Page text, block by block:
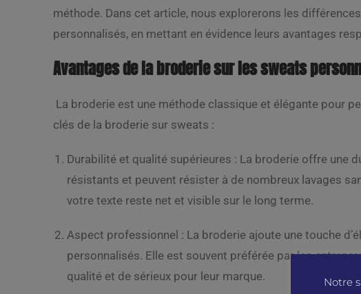
méthode. Dans cet article, nous explorerons les
personnalisés, en mettant en évidence leurs avantages
Avantages de la broderie sur les sweats
La broderie est une méthode classique et élégante pour
clés de la broderie sur sweats :
Durabilité et qualité supérieures : La broderie offre une
résistants et peuvent résister à de nombreux lavages
votre texte reste net et visible sur le long terme.
Aspect professionnel : La broderie ajoute une touche
personnalisés. Elle est souvent préférée par les
qualité et de sérieux pour leur marque.
Notre